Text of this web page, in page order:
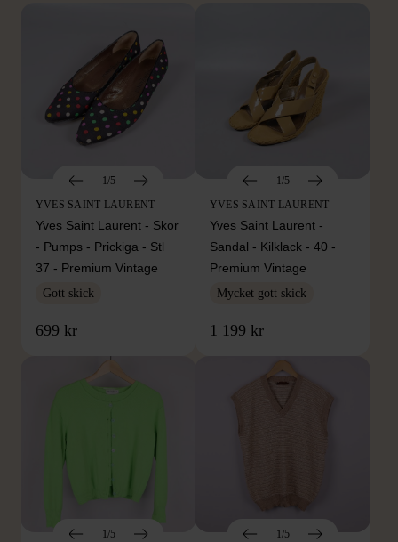
1/5
YVES SAINT LAURENT
Yves Saint Laurent - Skor
- Pumps - Prickiga - Stl
37 - Premium Vintage
Gott skick
699 kr
1/5
YVES SAINT LAURENT
Yves Saint Laurent -
Sandal - Kilklack - 40 -
Premium Vintage
Mycket gott skick
1 199 kr
1/5
1/5